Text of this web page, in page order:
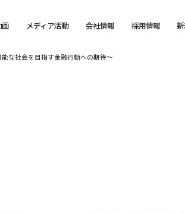
画 メディア活動 会社情報 採用情報
な社会を目指す金融行動への期待～